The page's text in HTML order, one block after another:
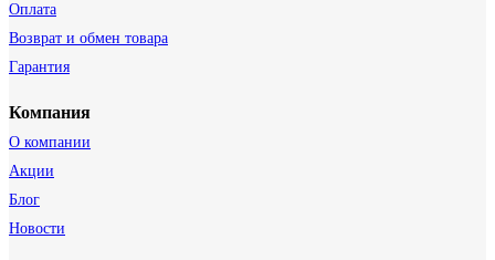
Оплата
Возврат и обмен товара
Гарантия
Компания
О компании
Акции
Блог
Новости